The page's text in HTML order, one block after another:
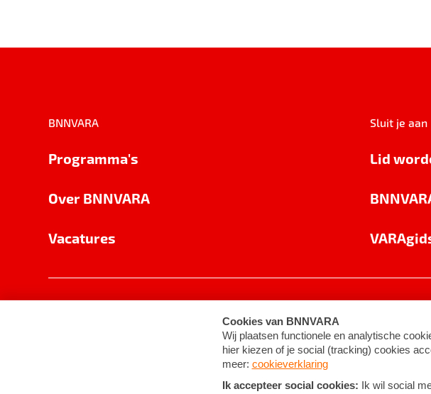
BNNVARA
Programma's
Over BNNVARA
Vacatures
Sluit je aan
Lid
Cookie-instellingen Algemene voorwaarden ©